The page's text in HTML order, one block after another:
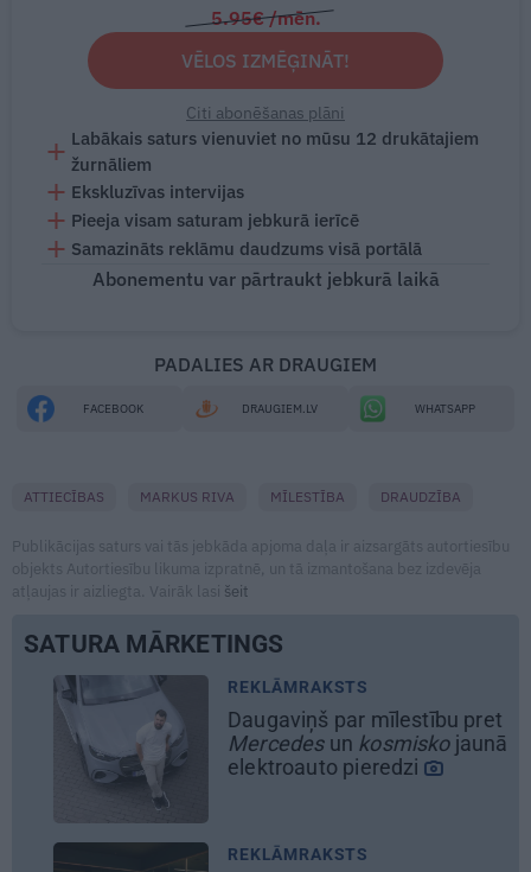
5.95€ /mēn.
VĒLOS IZMĒĢINĀT!
Citi abonēšanas plāni
Labākais saturs vienuviet no mūsu 12 drukātajiem
žurnāliem
Ekskluzīvas intervijas
Pieeja visam saturam jebkurā ierīcē
Samazināts reklāmu daudzums visā portālā
Abonementu var pārtraukt jebkurā laikā
PADALIES AR DRAUGIEM
FACEBOOK DRAUGIEM.LV WHATSAPP
ATTIECĪBAS MARKUS RIVA MĪLESTĪBA DRAUDZĪBA
Publikācijas saturs vai tās jebkāda apjoma daļa ir aizsargāts autortiesību
objekts Autortiesību likuma izpratnē, un tā izmantošana bez izdevēja
atļaujas ir aizliegta. Vairāk lasi šeit
SATURA MĀRKETINGS
REKLĀMRAKSTS
Daugaviņš par mīlestību pret
Mercedes
un kosmiskojaunā
elektroauto pieredzi